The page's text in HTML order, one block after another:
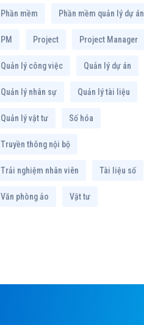
Phần mềm Phần mềm quản lý dự án
PM Project Project Manager
Quản lý công việc Quản lý dự án
Quản lý nhân sự Quản lý tài liệu
Quản lý vật tư Số hóa
Truyền thông nội bộ
Trải nghiệm nhân viên Tài liệu số
Văn phòng ảo Vật tư